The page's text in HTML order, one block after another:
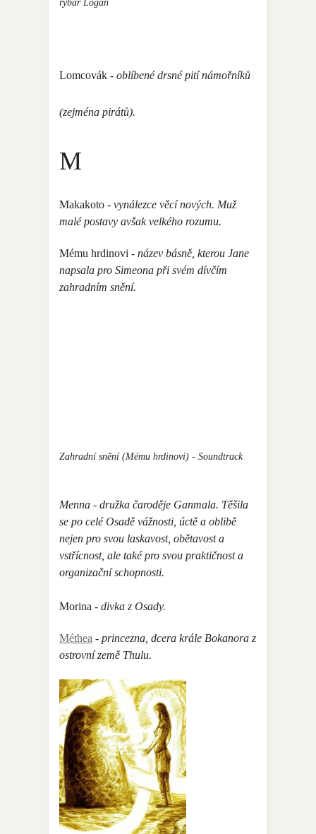
rybář Logan
Lomcovák - oblíbené drsné pití námořníků
(zejména pirátů).
M
Makakoto - vynálezce věcí nových. Muž
malé postavy avšak velkého rozumu.
Mému hrdinovi - název básně, kterou Jane
napsala pro Simeona při svém dívčím
zahradním snění.
Zahradní snění (Mému hrdinovi) - Soundtrack
Menna - družka čaroděje Ganmala. Těšila
se po celé Osadě vážnosti, úctě a oblibě
nejen pro svou laskavost, obětavost a
vstřícnost, ale také pro svou praktičnost a
organizační schopnosti.
Morina - divka z Osady.
Méthea - princezna, dcera krále Bokanora z
ostrovní země Thulu.